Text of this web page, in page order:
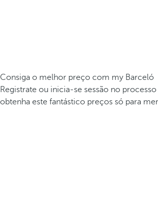
Consiga o melhor preço com my Barceló
Registrate ou inicia-se sessão no
obtenha este fantástico preços só para